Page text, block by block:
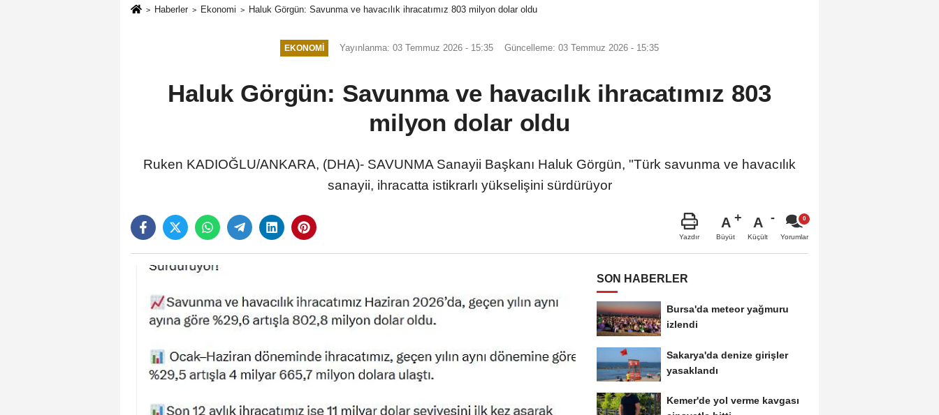
Haberler Ekonomi Haluk Görgün: Savunma ve havacılık ihracatımız 803 milyon dolar oldu
EKONOMI Yayınlanma: 03 Temmuz 2026 - 15:35 Güncelleme: 03 Temmuz 2026 - 15:35
Haluk Görgün: Savunma ve havacılık ihracatımız 803
milyon dolar oldu
Ruken KADIOĞLU/ANKARA, (DHA)- SAVUNMA Sanayii Başkanı Haluk Görgün, "Türk savunma ve havacılık
sanayii, ihracatta istikrarlı yükselişini sürdürüyor
Yazdır
A
Büyüt
A
Küçült Yorumlar
SON HABERLER
Bursa'da meteor yağmuru
izlendi
Sakarya'da denize girişler
yasaklandı
Kemer'de yol verme kavgası